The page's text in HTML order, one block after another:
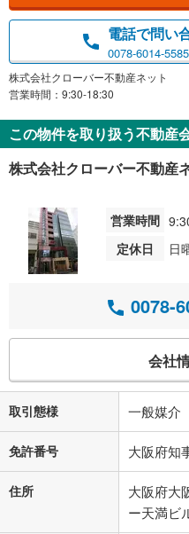
電話で問い
0078-6014-
株式会社クローバー不動産ネット
営業時間：9:30-18:30
この物件を取り扱う不動産
株式会社クローバー不動産
営業時間
定休日
日
0078-
会社
取引態様 一般媒介
免許番号 大阪府知
住所
大阪府大
ー天満ビ